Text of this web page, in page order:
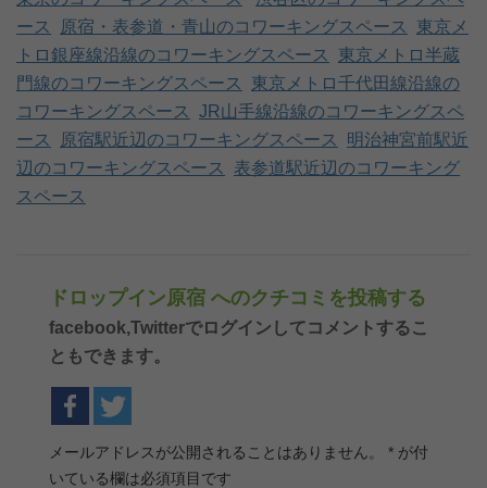
ース
原宿・表参道・青山のコワーキングスペース
東京メ
トロ銀座線沿線のコワーキングスペース
東京メトロ半蔵
門線のコワーキングスペース
東京メトロ千代田線沿線の
コワーキングスペース
JR山手線沿線のコワーキングスペ
ース
原宿駅近辺のコワーキングスペース
明治神宮前駅近
辺のコワーキングスペース
表参道駅近辺のコワーキング
スペース
ドロップイン原宿 へのクチコミを投稿する
facebook,Twitterでログインしてコメントするこ
ともできます。
メールアドレスが公開されることはありません。 * が付
いている欄は必須項目です